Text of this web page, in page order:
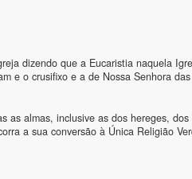
dizendo que a Eucaristia naquela
e o crusifixo e a de Nossa Senhora
as almas, inclusive as dos hereges,
a sua conversão à Única Religião